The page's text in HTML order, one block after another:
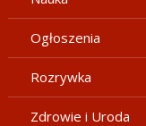
Ogłoszenia
Rozrywka
Zdrowie i Uroda